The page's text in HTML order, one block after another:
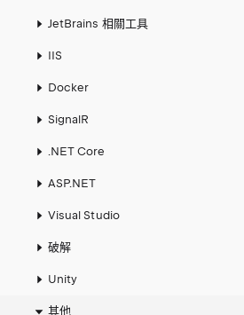
JetBrains 相關工具
IIS
Docker
SignalR
.NET Core
ASP.NET
Visual Studio
破解
Unity
其他